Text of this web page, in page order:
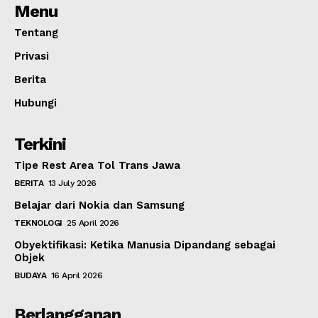
Menu
Tentang
Privasi
Berita
Hubungi
Terkini
Tipe Rest Area Tol Trans Jawa
BERITA 13 July 2026
Belajar dari Nokia dan Samsung
TEKNOLOGI 25 April 2026
Obyektifikasi: Ketika Manusia Dipandang sebagai
Objek
BUDAYA 16 April 2026